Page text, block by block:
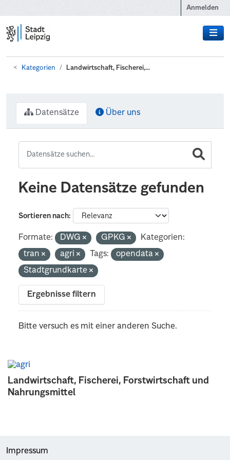
Anmelden
Kategorien Landwirtschaft, Fischerei,...
Landwirtschaft, Fischerei, Forstwirtschaft und
Nahrungsmittel
Datensätze Über uns
Keine Datensätze gefunden
Sortieren nach
Formate: DWG GPKG
Kategorien:
tran
agri Tags:
opendata
Stadtgrundkarte
Ergebnisse filtern
Bitte versuch es mit einer anderen Suche.
Impressum